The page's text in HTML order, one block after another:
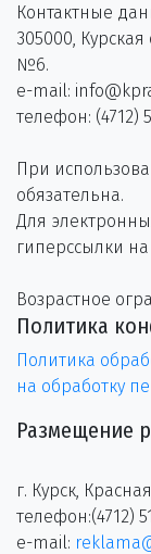
Контактные
305000,
№6.
e-mail:
телефон: (4712)
При
обязательна.
Для
гиперссылки на
Возрастное
Политика
Политика
на обработку
Размещение
г. Курск,
телефон:(4712)
e-mail: